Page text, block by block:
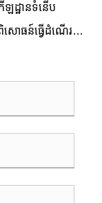
ឡដ្ឋាន​ទំនើប
សោធន៍ធ្វើដំណើរ